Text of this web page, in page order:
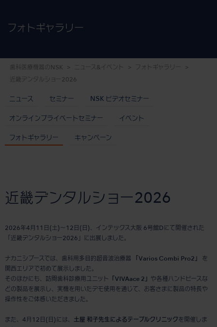
フォトギャラリー
歯科医療機器のNSK ニュース&イベント フォトギャラリー
近畿デンタルショー2026
ニュース セミナー NSK ビデオセミナー
オンラインプライベートセミナー イベント
フォトギャラリー キャンペーン
近畿デンタルショー2026
2026年4月11日(土)～12日(日)、インテックス大阪 6号館Dにて開催された
「近畿デンタルショー2026」に出展しました。
ナカニシブースでは、歯科用多目的超音波治療器 「Varios Combi Pro2」
を
関西エリアで初めて展示しました。
そのほかにも、訪問歯科診療用ユニット
「VIVAace 2」 や各種ハンドピースな
どの製品を展示し、実機を用いたデモ使用を通じて、お客さまに製品の特長や
操作性をご体感いただきました。
また、4月12日(日)には、 土屋 和子先生によるテーブルクリニックを開催しま